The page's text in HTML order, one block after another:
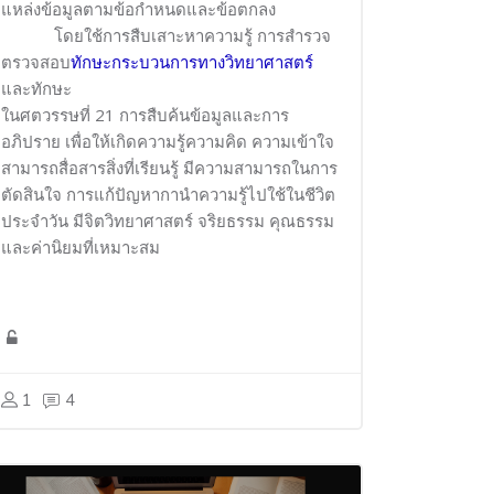
แหล่งข้อมูลตามข้อกำหนดและข้อตกลง
โดยใช้การสืบเสาะหาความรู้ การสำรวจ
ตรวจสอบทักษะกระบวนการทางวิทยาศาสตร์
และทักษะ
ในศตวรรษที่ 21 การสืบค้นข้อมูลและการ
อภิปราย เพื่อให้เกิดความรู้ความคิด ความเข้าใจ
สามารถสื่อสารสิ่งที่เรียนรู้ มีความสามารถในการ
ตัดสินใจ การแก้ปัญหากานำความรู้ไปใช้ในชีวิต
ประจำวัน มีจิตวิทยาศาสตร์ จริยธรรม คุณธรรม
และค่านิยมที่เหมาะสม
1 4